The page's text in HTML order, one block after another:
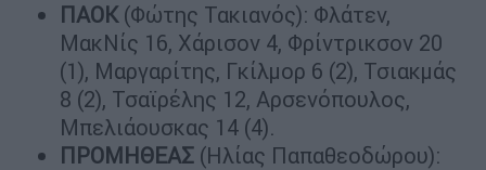
ΠΑΟΚ(Φώτης Τακιανός): Φλάτεν,
ΜακΝίς 16, Χάρισον 4, Φρίντρικσον 20
(1), Μαργαρίτης, Γκίλμορ 6 (2), Τσιακμάς
8 (2), Τσαϊρέλης 12, Αρσενόπουλος,
Μπελιάουσκας 14 (4).
ΠΡΟΜΗΘΕΑΣ (Ηλίας Παπαθεοδώρου):